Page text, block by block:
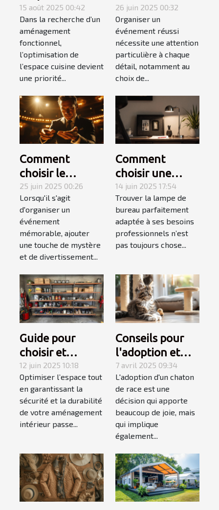
avec une plaque
électrique
adaptée
15 août 2025 00:42
Dans la recherche d’un
aménagement
fonctionnel,
l’optimisation de
l’espace cuisine devient
une priorité...
structure
gonflable pour
votre
événement ?
26 juin 2025 00:32
Organiser un
événement réussi
nécessite une attention
particulière à chaque
détail, notamment au
choix de...
Comment
choisir le
meilleur
magicien
mentaliste pour
votre
événement
25 juin 2025 00:26
Lorsqu'il s'agit
d'organiser un
événement
mémorable, ajouter
une touche de mystère
et de divertissement...
Comment
choisir une
lampe de
bureau adaptée
à votre style de
travail
14 juin 2025 17:54
Trouver la lampe de
bureau parfaitement
adaptée à ses besoins
professionnels n’est
pas toujours chose...
Guide pour
choisir et
installer des
étagères
murales
robustes
12 juin 2025 10:18
Optimiser l’espace tout
en garantissant la
sécurité et la durabilité
de votre aménagement
intérieur passe...
Conseils pour
l'adoption et
l'accueil d'un
chaton de race
7 avril 2025 09:34
L'adoption d'un chaton
de race est une
décision qui apporte
beaucoup de joie, mais
qui implique
également...